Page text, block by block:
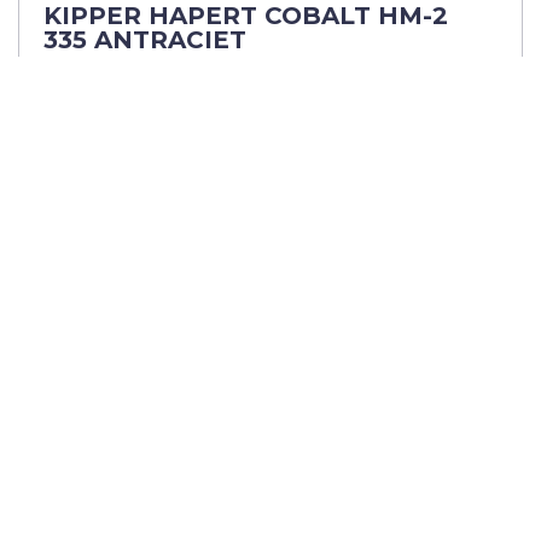
KIPPER HAPERT COBALT HM-2
335 ANTRACIET